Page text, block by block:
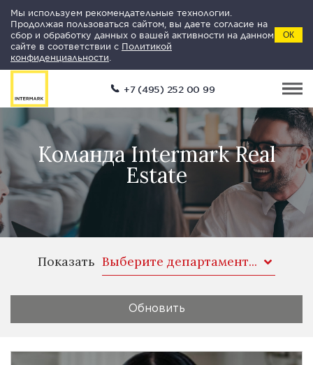
Мы используем рекомендательные технологии.
Продолжая пользоваться сайтом, вы даете согласие на
сбор и обработку данных о вашей активности на данном
сайте в соответствии с Политикой
конфиденциальности
ОК
+7 (495) 252 00 99
Команда Intermark Real
Estate
Показать Выберите департамент...
Обновить